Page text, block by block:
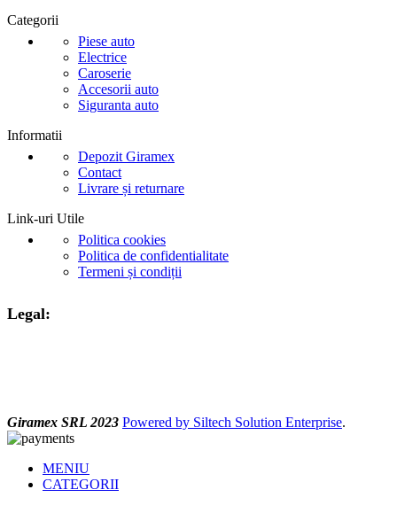
Categorii
Piese auto
Electrice
Caroserie
Accesorii auto
Siguranta auto
Informatii
Depozit Giramex
Contact
Livrare și returnare
Link-uri Utile
Politica cookies
Politica de confidentialitate
Termeni și condiții
Legal:
Giramex SRL 2023 Powered by Siltech Solution Enterprise.
MENIU
CATEGORII